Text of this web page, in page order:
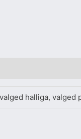
valged halliga, valged